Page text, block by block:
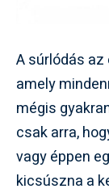
A súrlódás
amely
mégis
csak arra,
vagy éppen
kicsúszna a